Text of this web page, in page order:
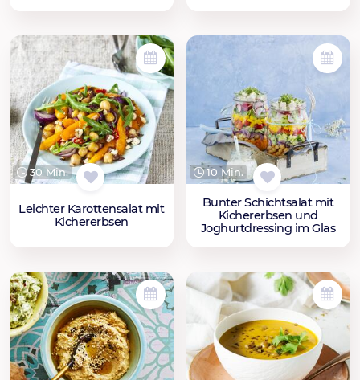
30 Min.
Leichter Karottensalat mit
Kichererbsen
10 Min.
Bunter Schichtsalat mit
Kichererbsen und
Joghurtdressing im Glas